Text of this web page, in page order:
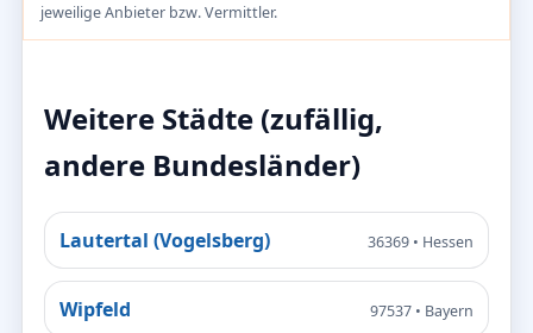
jeweilige Anbieter bzw. Vermittler.
Weitere Städte (zufällig,
andere Bundesländer)
Lautertal (Vogelsberg) 36369 • Hessen
Wipfeld 97537 • Bayern